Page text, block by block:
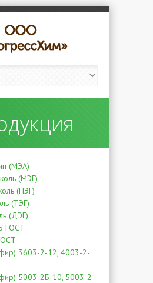
(МЭА)
(МЭГ)
(ПЭГ)
(ТЭГ)
(ДЭГ)
ГОСТ
3603-2-12, 4003-2-
5003-2Б-10, 5003-2-